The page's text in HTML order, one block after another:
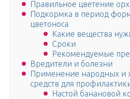
Правильное цветение
Подкормка в период
цветоноса
Какие вещества
Сроки
Рекомендуемые
Вредители и болезни
Применение народных и
средств для
Настой банановой